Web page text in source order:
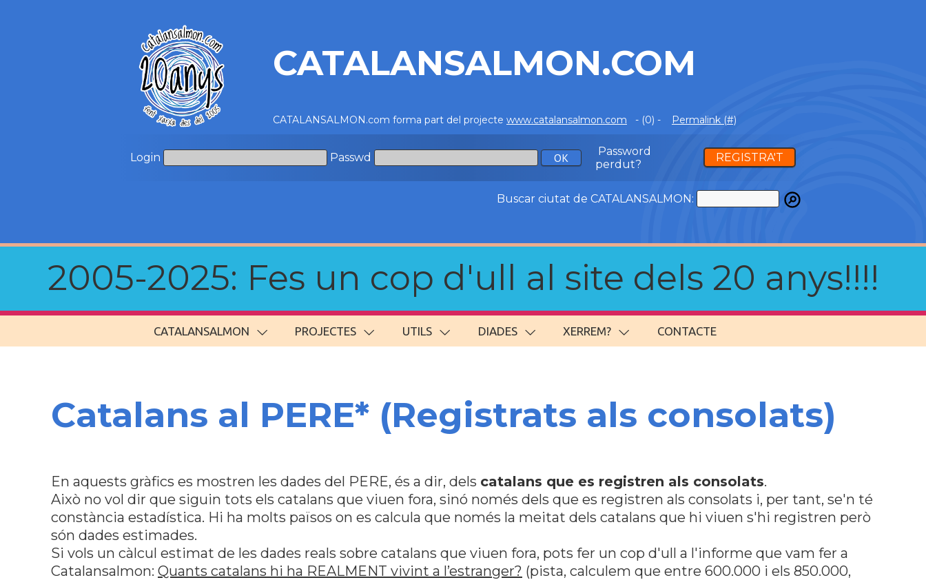
CATALANSALMON.COM
CATALANSALMON.com forma part del projecte www.catalansalmon.com - (0) - Permalink (#)
Login Passwd
Password
perdut?
REGISTRA'T
Buscar ciutat de CATALANSALMON:
2005-2025: Fes un cop d'ull al site dels 20 anys!!!!
CATALANSALMON PROJECTES UTILS DIADES XERREM? CONTACTE
Catalans al PERE* (Registrats als consolats)
En aquests gràfics es mostren les dades del PERE, és a dir, dels catalans que es registren als consolats.
Això no vol dir que siguin tots els catalans que viuen fora, sinó només dels que es registren als consolats i, per tant, se'n té
constància estadística. Hi ha molts països on es calcula que només la meitat dels catalans que hi viuen s'hi registren però
són dades estimades.
Si vols un càlcul estimat de les dades reals sobre catalans que viuen fora, pots fer un cop d'ull a l'informe que vam fer a
Catalansalmon: Quants catalans hi ha REALMENT vivint a l’estranger? (pista, calculem que entre 600.000 i els 850.000,